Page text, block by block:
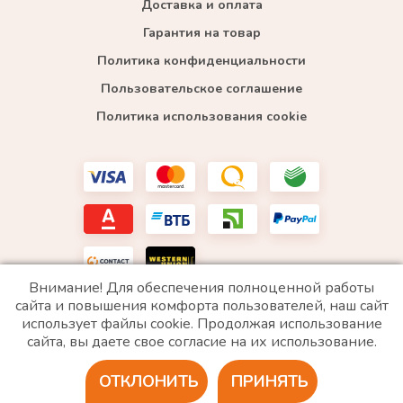
Доставка и оплата
Гарантия на товар
Политика конфиденциальности
Пользовательское соглашение
Политика использования cookie
*WhatsApp принадлежит компании Meta, которая признана экстремистской и запрещена в
РФ
2020 © Все права защищены. ИП «Войтенко»
Разработка сайта
Внимание! Для обеспечения полноценной работы
сайта и повышения комфорта пользователей, наш сайт
использует файлы cookie. Продолжая использование
сайта, вы даете свое согласие на их использование.
ПРИНЯТЬ
ОТКЛОНИТЬ